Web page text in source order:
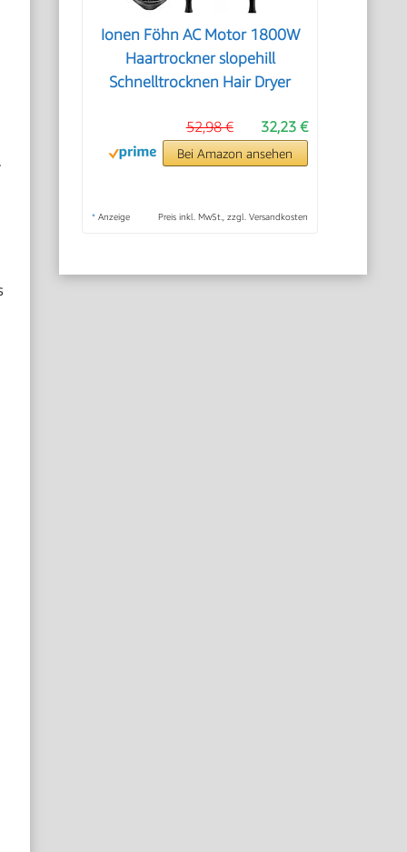
Ionen Föhn AC Motor 1800W
Haartrockner slopehill
Schnelltrocknen Hair Dryer
32,23 €
52,98 €
Bei Amazon ansehen
* Anzeige Preis inkl. MwSt., zzgl. Versandkosten